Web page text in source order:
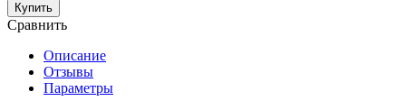
Купить
Сравнить
Описание
Отзывы
Параметры